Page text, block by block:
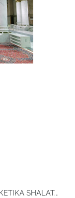
SHALAT...